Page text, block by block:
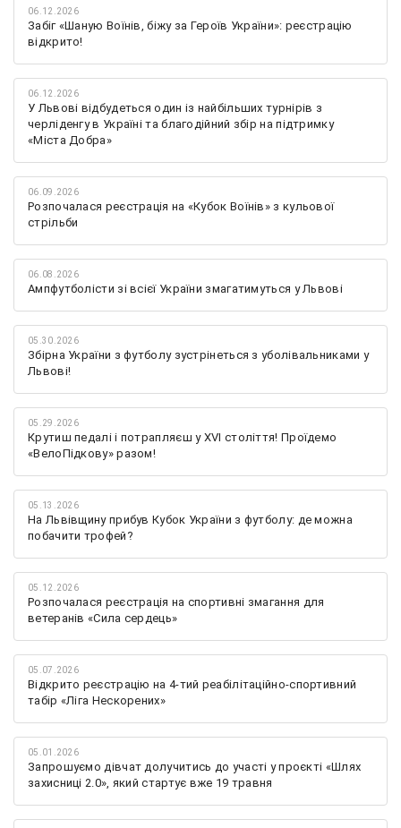
06.12.2026
Забіг «Шаную Воїнів, біжу за Героїв України»: реєстрацію
відкрито!
06.12.2026
У Львові відбудеться один із найбільших турнірів з
черліденгу в Україні та благодійний збір на підтримку
«Міста Добра»
06.09.2026
Розпочалася реєстрація на «Кубок Воїнів» з кульової
стрільби
06.08.2026
Ампфутболісти зі всієї України змагатимуться у Львові
05.30.2026
Збірна України з футболу зустрінеться з уболівальниками у
Львові!
05.29.2026
Крутиш педалі і потрапляєш у XVI століття! Проїдемо
«ВелоПідкову» разом!
05.13.2026
На Львівщину прибув Кубок України з футболу: де можна
побачити трофей?
05.12.2026
Розпочалася реєстрація на спортивні змагання для
ветеранів «Сила сердець»
05.07.2026
Відкрито реєстрацію на 4-тий реабілітаційно-спортивний
табір «Ліга Нескорених»
05.01.2026
Запрошуємо дівчат долучитись до участі у проєкті «Шлях
захисниці 2.0», який стартує вже 19 травня